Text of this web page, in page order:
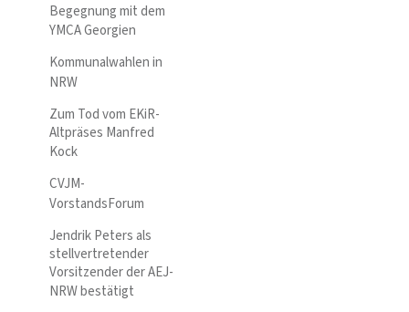
Begegnung mit dem
YMCA Georgien
Kommunalwahlen in
NRW
Zum Tod vom EKiR-
Altpräses Manfred
Kock
CVJM-
VorstandsForum
Jendrik Peters als
stellvertretender
Vorsitzender der AEJ-
NRW bestätigt